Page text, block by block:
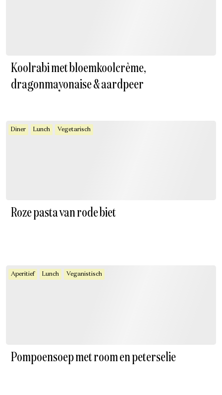
Koolrabi met bloemkoolcrème,
dragonmayonaise & aardpeer
Diner Lunch Vegetarisch
Roze pasta van rode biet
Aperitief Lunch Veganistisch
Pompoensoep met room en peterselie